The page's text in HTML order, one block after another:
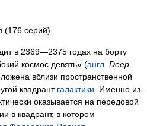
(176 серий).
в 2369—2375 годах на борту
космос девять» (англ. Deep
вблизи пространственной
квадрант галактики. Именно из-
оказывается на передовой
в квадрант, в котором